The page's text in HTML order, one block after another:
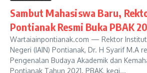
Sambut Mahasiswa Baru,
Pontianak Resmi Buka PBAK
Wartaiainpontianak.com — Rektor
Negeri (IAIN) Pontianak, Dr. H Syarif M.A
Pengenalan Budaya Akademik dan
Pontianak Tahun 2021. PBAK, kegi...